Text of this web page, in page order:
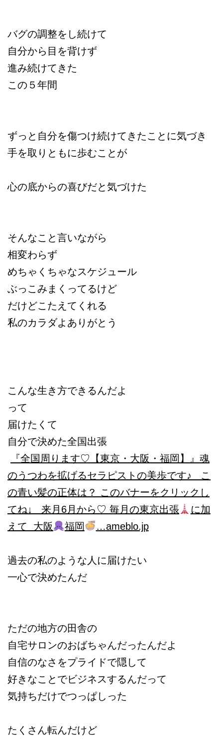
バグの調整をし続けて
自分から目を背けず
進み続けてきた
この５年間
ずっと自分を傷つけ続けてきたことに気づき
手を取りともに歩むことが
心の底からの喜びだと気づけた
そんなこと言いながら
相変わらず
めちゃくちゃなスケジュール
ぶっこみまくってるけど
だけどこたえてくれる
私のカラダよありがとう
こんな生き方できるんだよ
って
届けたくて
自分で決めた全国出張
『全国周ります♡【東京・大阪・福岡】』 魂
のうつわを拡げるセラピストの美歩です♪ こ
の青い髪の正体は？ このバナーをクリックし
てね↓ 来月6月から♡ 毎月の東京出張
に加
えて 大阪
福岡 …ameblo.jp
過去の私のような人に届けたい
一心で決めたんだ
ただの地方の田舎の
自宅サロンのおばちゃんだったんだよ
自信のなさをプライドで隠して
好きなことでビジネスするんだって
気持ちだけでつっぱしった
たくさん転んだけど